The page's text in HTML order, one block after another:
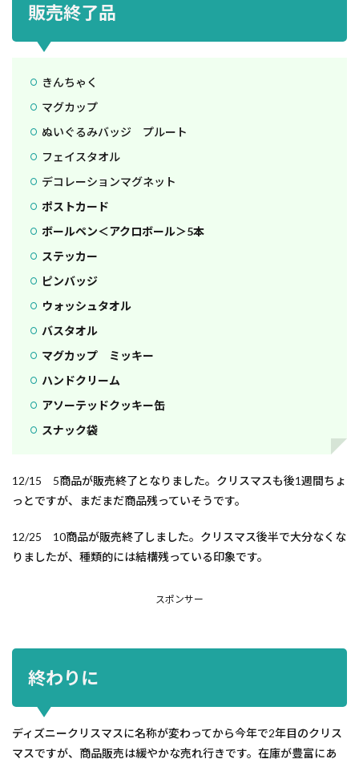
販売終了品
きんちゃく
マグカップ
ぬいぐるみバッジ プルート
フェイスタオル
デコレーションマグネット
ポストカード
ボールペン＜アクロボール＞5本
ステッカー
ピンバッジ
ウォッシュタオル
バスタオル
マグカップ ミッキー
ハンドクリーム
アソーテッドクッキー缶
スナック袋
12/15 5商品が販売終了となりました。クリスマスも後1週間ちょ
っとですが、まだまだ商品残っていそうです。
12/25 10商品が販売終了しました。クリスマス後半で大分なくな
りましたが、種類的には結構残っている印象です。
スポンサー
終わりに
ディズニークリスマスに名称が変わってから今年で2年目のクリス
マスですが、商品販売は緩やかな売れ行きです。在庫が豊富にあ